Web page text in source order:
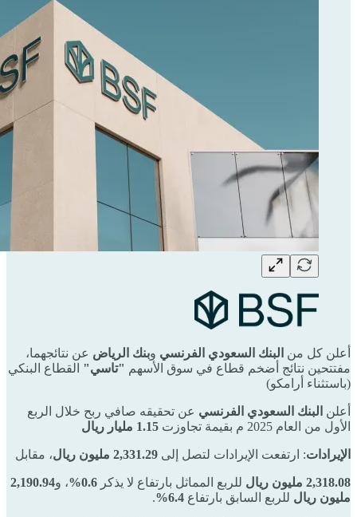
أعلن كل من البنك السعودي الفرنسي وبنك الرياض عن نتائجهما،
مفتتحين نتائج أضخم قطاع في سوق الأسهم "تاسي" القطاع البنكي
(باستثناء أرامكو)
أعلن البنك السعودي الفرنسي عن تحقيقه صافي ربح خلال الربع
الأول من العام 2025 م بقيمة تجاوزت
1.15 مليار ريال
الإيرادات: ارتفعت الإيرادات لتصل إلى ، مقابل
2,318.08 مليون ريال للربع المماثل بارتفاع لا يذكر 0.6% ، و2,190.94
مليون ريال للربع السابق بارتفاع 6.4%
.